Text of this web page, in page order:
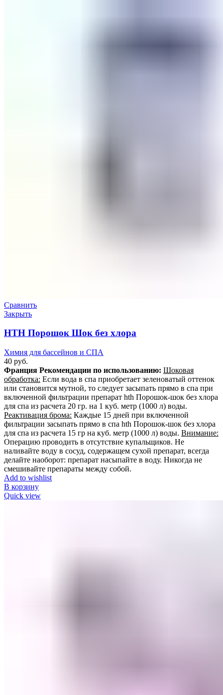
Сравнить
Закрыть
HTH Порошок Шок без хлора
Химия для бассейнов и СПА
40 руб.
Франция Рекомендации по использованию: Шоковая
обработка: Если вода в спа приобретает зеленоватый оттенок
или становится мутной, то следует засыпать прямо в спа при
включенной фильтрации препарат hth Порошок-шок без хлора
для спа из расчета 20 гр. на 1 куб. метр (1000 л) воды.
Реактивация брома: Каждые 15 дней при включенной
фильтрации засыпать прямо в спа hth Порошок-шок без хлора
для спа из расчета 15 гр на куб. метр (1000 л) воды. Внимание:
Операцию проводить в отсутствие купальщиков. Не
наливайте воду в сосуд, содержащем сухой препарат, всегда
делайте наоборот: препарат насыпайте в воду. Никогда не
смешивайте препараты между собой.
Add to wishlist
В корзину
Quick view